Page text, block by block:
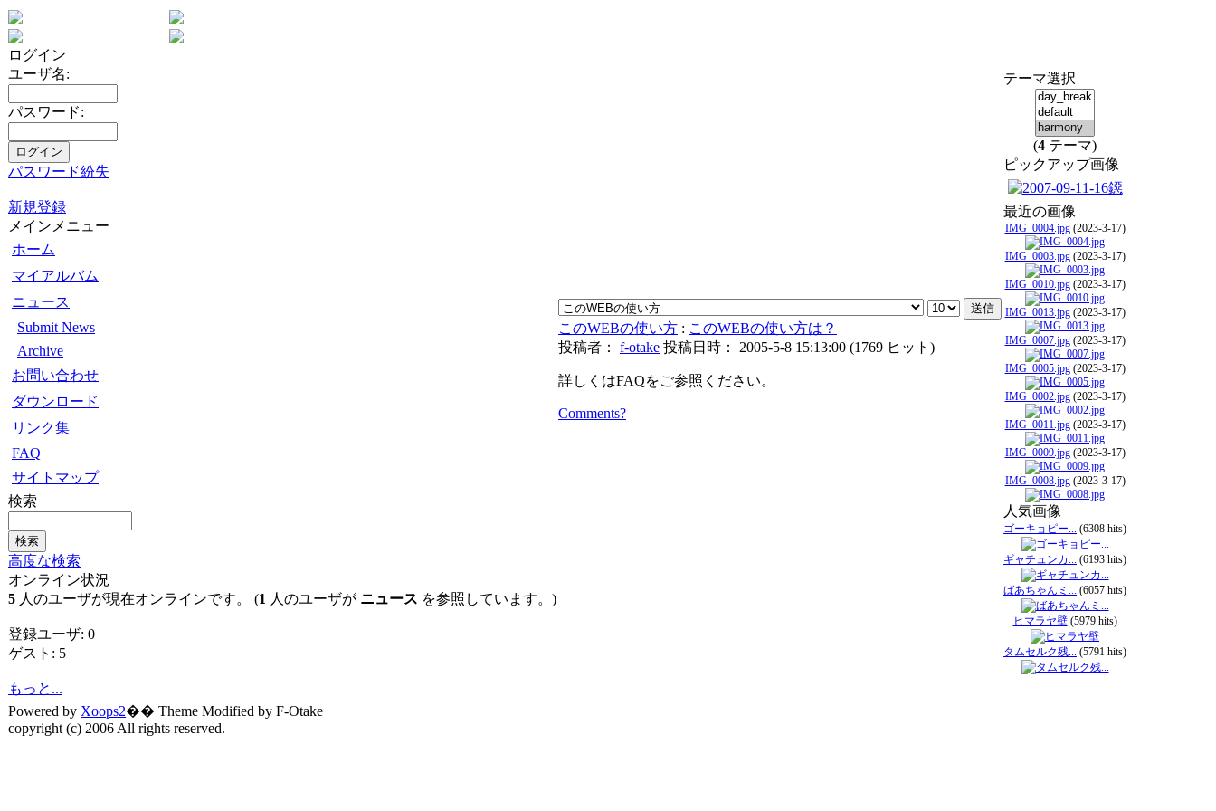
ログイン
ユーザ名:
パスワード:
パスワード紛失
新規登録
メインメニュー
ホーム
マイアルバム
ニュース
Submit News
Archive
お問い合わせ
ダウンロード
リンク集
FAQ
サイトマップ
検索
高度な検索
オンライン状況
5 人のユーザが現在オンラインです。 (1 人のユーザが ニュース を参照しています。)
登録ユーザ: 0
ゲスト: 5
もっと...
このWEBの使い方 : このWEBの使い方は？
投稿者： f-otake 投稿日時： 2005-5-8 15:13:00 (1769 ヒット )
詳しくはFAQをご参照ください。
Comments?
テーマ選択
(4 テーマ)
ピックアップ画像
最近の画像
IMG_0004.jpg(2023-3-17)
IMG_0003.jpg(2023-3-17)
IMG_0010.jpg(2023-3-17)
IMG_0013.jpg(2023-3-17)
IMG_0007.jpg(2023-3-17)
IMG_0005.jpg(2023-3-17)
IMG_0002.jpg(2023-3-17)
IMG_0011.jpg(2023-3-17)
IMG_0009.jpg(2023-3-17)
IMG_0008.jpg(2023-3-17)
人気画像
ゴーキョピー... (6308 hits)
ギャチュンカ... (6193 hits)
ばあちゃんミ... (6057 hits)
ヒマラヤ壁(5979 hits)
タムセルク残... (5791 hits)
Powered by Xoops2�� Theme Modified by F-Otake
copyright (c) 2006 All rights reserved.